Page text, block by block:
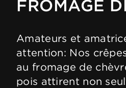
FROMAGE
Amateurs et
attention: Nos
au fromage de
pois attirent non